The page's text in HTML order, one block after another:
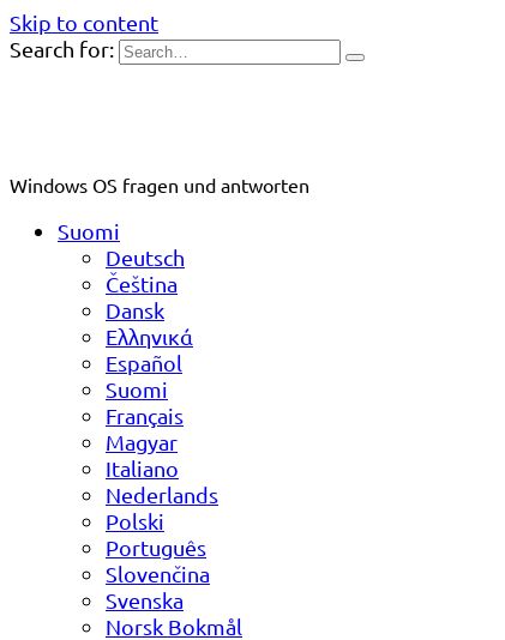
Skip to content
Search for:
Windows OS fragen und antworten
Suomi
Deutsch
Čeština
Dansk
Ελληνικά
Español
Suomi
Français
Magyar
Italiano
Nederlands
Polski
Português
Slovenčina
Svenska
Norsk Bokmål